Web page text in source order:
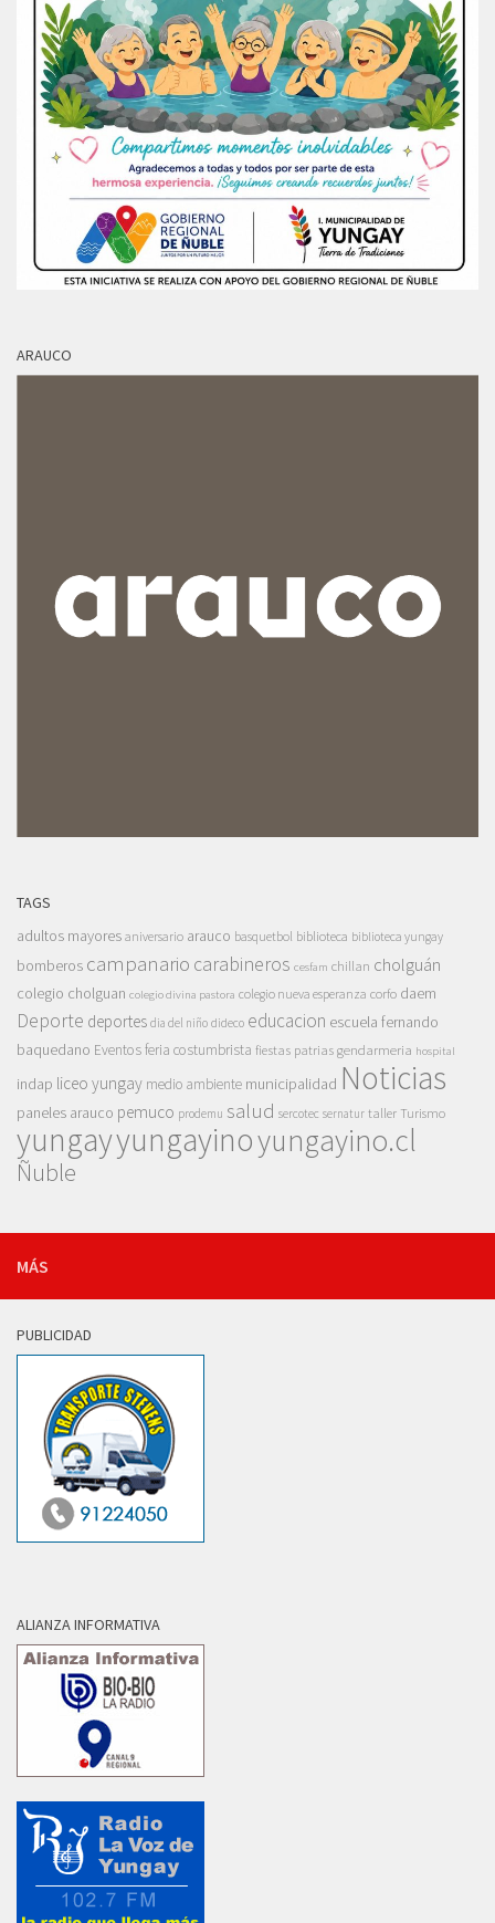
ARAUCO
TAGS
adultos mayores aniversario arauco basquetbol biblioteca biblioteca yungay
bomberos campanario carabineros cesfam chillan cholguán
colegio cholguan colegio divina pastora colegio nueva esperanza corfo daem
Deporte deportes dia del niño dideco educacion escuela fernando
baquedano Eventosferia costumbrista fiestas patrias gendarmeria hospital
indap liceo yungay medio ambiente municipalidad Noticias
paneles arauco pemuco prodemu salud sercotec sernatur taller Turismo
yungayyungayinoyungayino.cl
Ñuble
MÁS
PUBLICIDAD
ALIANZA INFORMATIVA